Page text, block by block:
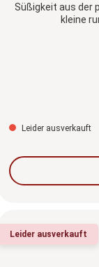
Süßigkeit aus der
kleine
Leider ausverkauft
Leider ausverkauft